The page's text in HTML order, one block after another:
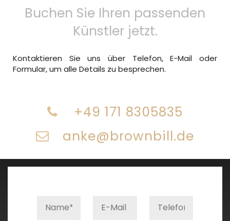
Buchen Sie Ihren passenden
Künstler jetzt.
Kontaktieren Sie uns über Telefon, E-Mail oder
Formular, um alle Details zu besprechen.
+49 171 8305835
anke@brownbill.de